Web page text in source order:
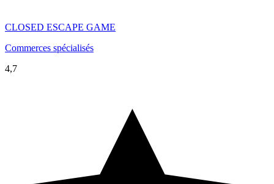
CLOSED ESCAPE GAME
Commerces spécialisés
4,7